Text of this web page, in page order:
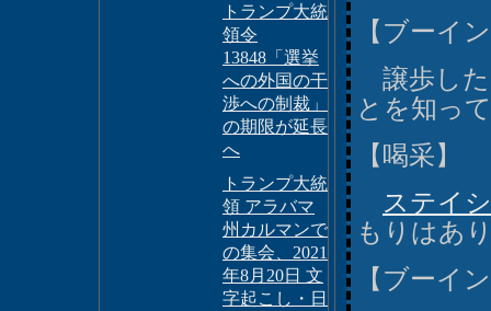
トランプ大統
領令
13848「選挙
への外国の干
渉への制裁」
の期限が延長
へ
トランプ大統
領 アラバマ
州カルマンで
の集会、2021
年8月20日 文
字起こし・日
【ブーイ
譲歩した
とを知っ
【喝采】
ステイ
もりはあ
【ブーイ